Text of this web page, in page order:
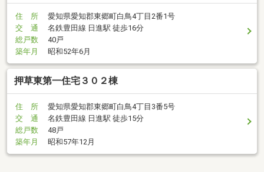
住 所
愛知県愛知郡東郷町白鳥4丁目2番1号
交 通
名鉄豊田線 日進駅 徒歩16分
総戸数
40戸
築年月
昭和52年6月
押草東第一住宅３０２棟
住 所
愛知県愛知郡東郷町白鳥4丁目3番5号
交 通
名鉄豊田線 日進駅 徒歩15分
総戸数
48戸
築年月
昭和57年12月